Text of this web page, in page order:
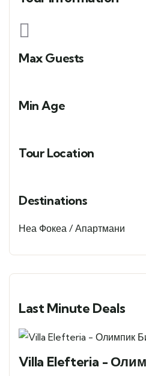
Max Guests
Min Age
Tour Location
Destinations
Неа Фокеа / Апартмани
Last Minute Deals
Villa Elefteria -